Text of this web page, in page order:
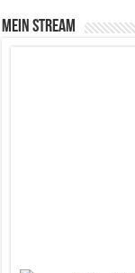
Mein Stream